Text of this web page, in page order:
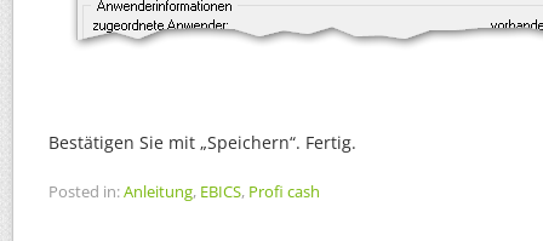
Bestätigen Sie mit „Speichern“. Fertig.
Posted in:Anleitung, EBICS, Profi cash